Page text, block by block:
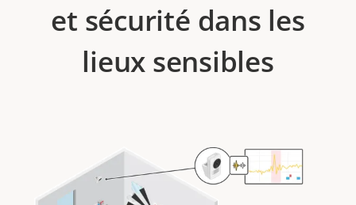
et sécurité dans les
lieux sensibles